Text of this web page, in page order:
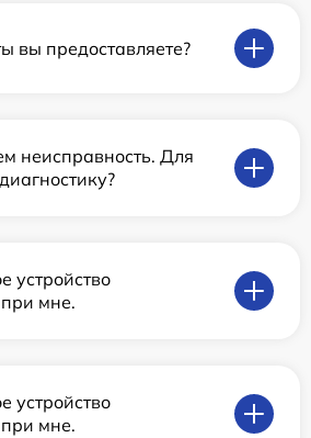
вы предоставляете?
неисправность. Для
устройство
мне.
устройство
мне.